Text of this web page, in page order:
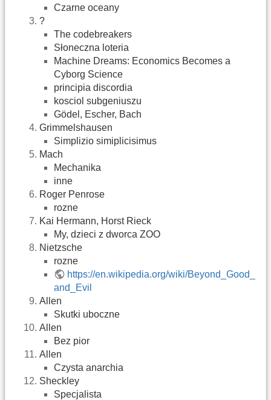
Czarne oceany
?
The codebreakers
Słoneczna loteria
Machine Dreams: Economics Becomes a
Cyborg Science
principia discordia
kosciol subgeniuszu
Gödel, Escher, Bach
Grimmelshausen
Simplizio simiplicisimus
Mach
Mechanika
inne
Roger Penrose
rozne
Kai Hermann, Horst Rieck
My, dzieci z dworca ZOO
Nietzsche
rozne
https://en.wikipedia.org/wiki/Beyond_Good_
and_Evil
Allen
Skutki uboczne
Allen
Bez pior
Allen
Czysta anarchia
Sheckley
Specjalista